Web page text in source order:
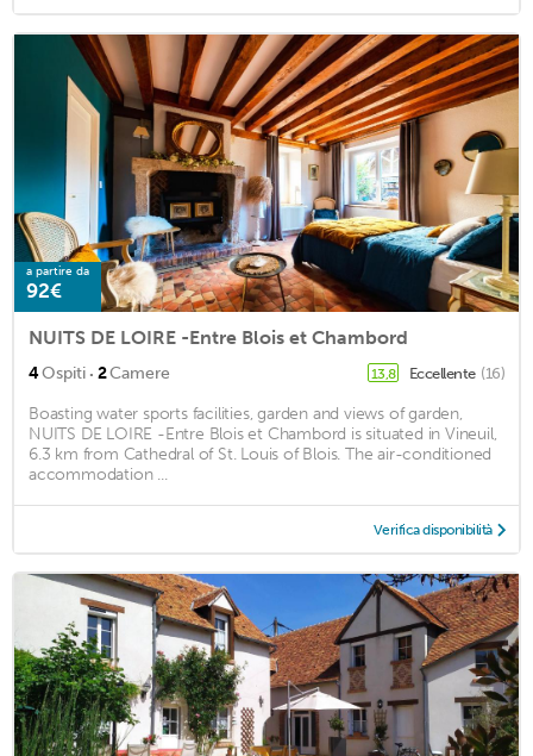
a partire da
92€
NUITS DE LOIRE -Entre Blois et Chambord
4Ospiti · 2Camere 13,8 Eccellente (16)
Boasting water sports facilities, garden and views of garden,
NUITS DE LOIRE -Entre Blois et Chambord is situated in Vineuil,
6.3 km from Cathedral of St. Louis of Blois. The air-conditioned
accommodation ...
Verifica disponibilità